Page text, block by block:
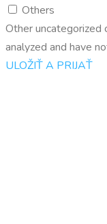
Others
Other uncategorized
analyzed and have
ULOŽIŤ A PRIJAŤ